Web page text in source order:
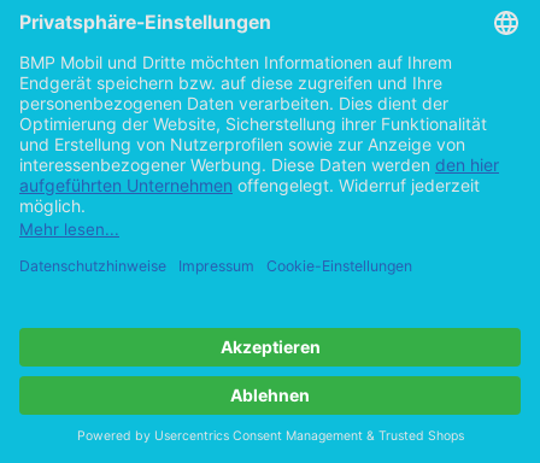
Demenz bei türkischen Migranten: Darstellung
einer Erkrankung, für die man sich nicht
schämen muss
vonKarolin Civirci (Autor:in) 2014
©2010
43 Seiten
Hilfe/FAQ
Impressum
Vertrag widerrufen
Zur Desktop-Version
Copyright ©Imprint in der Bedey & Thoms Media GmbH
byOpen Publishing
Cookie-Einstellungen